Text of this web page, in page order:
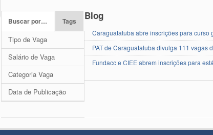
Buscar por… Tags
Tipo de Vaga
Salário de Vaga
Categoria Vaga
Data de Publicação
Blog
Caraguatatuba abre inscrições para curso
PAT de Caraguatatuba divulga 111 vagas
Fundacc e CIEE abrem inscrições para